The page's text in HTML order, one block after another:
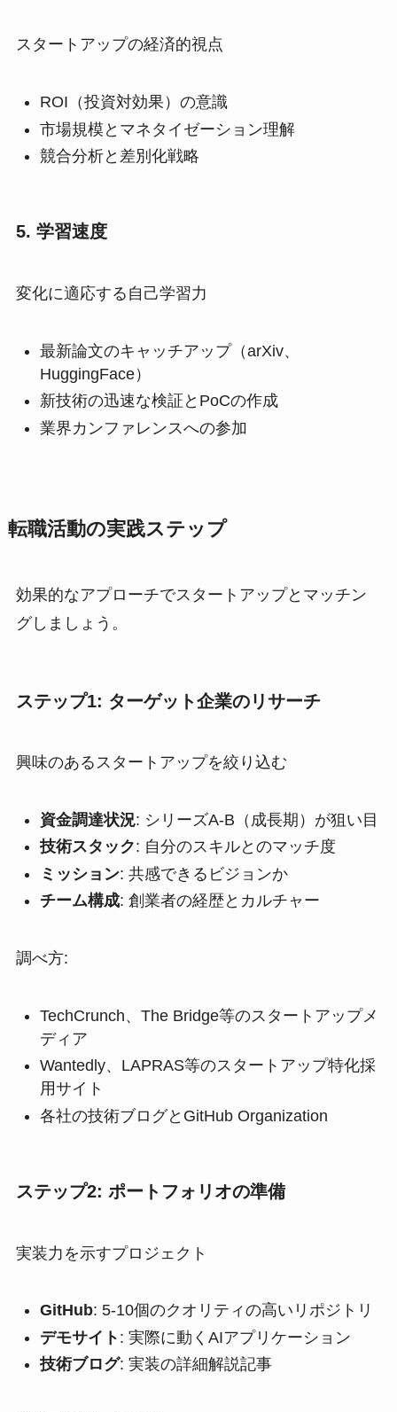
スタートアップの経済的視点
ROI（投資対効果）の意識
市場規模とマネタイゼーション理解
競合分析と差別化戦略
5. 学習速度
変化に適応する自己学習力
最新論文のキャッチアップ（arXiv、
HuggingFace）
新技術の迅速な検証とPoCの作成
業界カンファレンスへの参加
転職活動の実践ステップ
効果的なアプローチでスタートアップとマッチン
グしましょう。
ステップ1: ターゲット企業のリサーチ
興味のあるスタートアップを絞り込む
資金調達状況: シリーズA-B（成長期）が狙い目
技術スタック: 自分のスキルとのマッチ度
ミッション: 共感できるビジョンか
チーム構成: 創業者の経歴とカルチャー
調べ方:
TechCrunch、The Bridge等のスタートアップメ
ディア
Wantedly、LAPRAS等のスタートアップ特化採
用サイト
各社の技術ブログとGitHub Organization
ステップ2: ポートフォリオの準備
実装力を示すプロジェクト
GitHub: 5-10個のクオリティの高いリポジトリ
デモサイト : 実際に動くAIアプリケーション
技術ブログ: 実装の詳細解説記事